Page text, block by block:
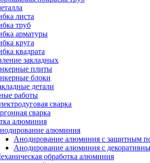
листа
труб
арматуры
круга
квадрата
закладных
плиты
блоки
детали
работы
сварка
сварка
алюминия
алюминия
Анодирование алюминия с защитным
Анодирование алюминия с
обработка алюминия